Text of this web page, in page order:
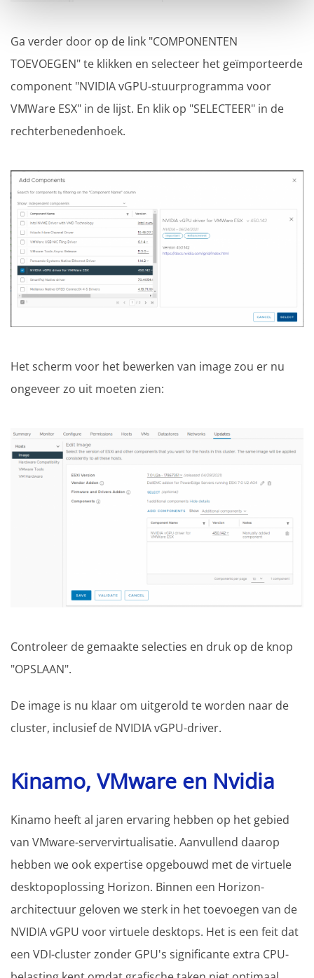
Ga verder door op de link "COMPONENTEN
TOEVOEGEN" te klikken en selecteer het geïmporteerde
component "NVIDIA vGPU-stuurprogramma voor
VMWare ESX" in de lijst. En klik op "SELECTEER" in de
rechterbenedenhoek.
Het scherm voor het bewerken van image zou er nu
ongeveer zo uit moeten zien:
Controleer de gemaakte selecties en druk op de knop
"OPSLAAN".
De image is nu klaar om uitgerold te worden naar de
cluster, inclusief de NVIDIA vGPU-driver.
Kinamo, VMware en Nvidia
Kinamo heeft al jaren ervaring hebben op het gebied
van VMware-servervirtualisatie. Aanvullend daarop
hebben we ook expertise opgebouwd met de virtuele
desktopoplossing Horizon. Binnen een Horizon-
architectuur geloven we sterk in het toevoegen van de
NVIDIA vGPU voor virtuele desktops. Het is een feit dat
een VDI-cluster zonder GPU's significante extra CPU-